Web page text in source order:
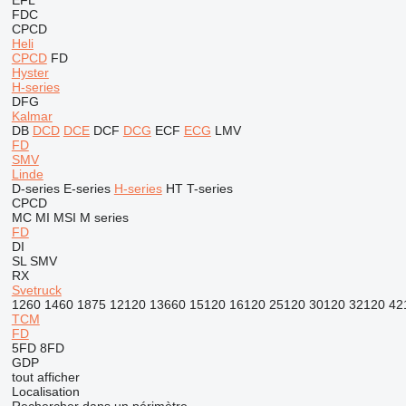
FDC
CPCD
Heli
CPCD FD
Hyster
H-series
DFG
Kalmar
DB DCD DCE DCF DCG ECF ECG LMV
FD
SMV
Linde
D-series E-series H-series HT T-series
CPCD
MC MI MSI M series
FD
DI
SL SMV
RX
Svetruck
1260 1460 1875 12120 13660 15120 16120 25120 30120 32120
TCM
FD
5FD 8FD
GDP
tout afficher
Localisation